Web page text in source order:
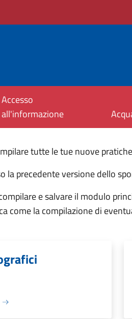
Accesso
all'informazione
tutte le tue nuove
la precedente versione dello
e salvare il modulo
come la compilazione di